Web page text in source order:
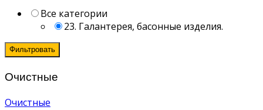
Все категории
23. Галантерея, басонные изделия.
Фильтровать
Очистные
Очистные